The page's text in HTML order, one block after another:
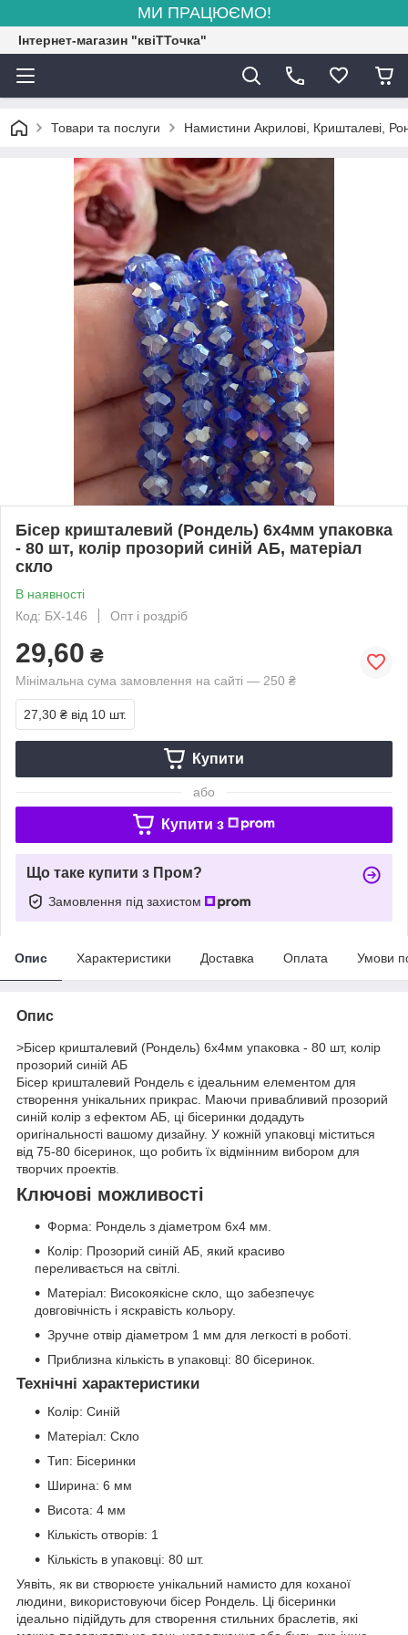
МИ ПРАЦЮЄМО!
Інтернет-магазин "квіТТочка"
Товари та послуги Намистини Акрилові, Кришталеві,
Бісер кришталевий (Рондель) 6х4мм упаковка
- 80 шт, колір прозорий синій АБ, матеріал
скло
В наявності
Код: БХ-146
Опт і роздріб
29,60 ₴
Мінімальна сума замовлення на сайті — 250 ₴
27,30 ₴ від 10 шт.
Купити
або
Купити з
Що таке купити з Пром?
Замовлення під захистом
Опис Характеристики Доставка Оплата Умови
Опис
>Бісер кришталевий (Рондель) 6х4мм упаковка - 80 шт, колір
прозорий синій АБ
Бісер кришталевий Рондель є ідеальним елементом для
створення унікальних прикрас. Маючи привабливий прозорий
синій колір з ефектом АБ, ці бісеринки додадуть
оригінальності вашому дизайну. У кожній упаковці міститься
від 75-80 бісеринок, що робить їх відмінним вибором для
творчих проектів.
Ключові можливості
Форма: Рондель з діаметром 6х4 мм.
Колір: Прозорий синій АБ, який красиво
переливається на світлі.
Матеріал: Високоякісне скло, що забезпечує
довговічність і яскравість кольору.
Зручне отвір діаметром 1 мм для легкості в роботі.
Приблизна кількість в упаковці: 80 бісеринок.
Технічні характеристики
Колір: Синій
Матеріал: Скло
Тип: Бісеринки
Ширина: 6 мм
Висота: 4 мм
Кількість отворів: 1
Кількість в упаковці: 80 шт.
Уявіть, як ви створюєте унікальний намисто для коханої
людини, використовуючи бісер Рондель. Ці бісеринки
ідеально підійдуть для створення стильних браслетів, які